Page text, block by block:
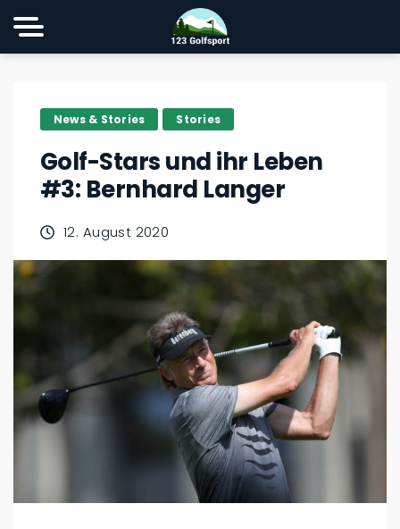
News & Stories Stories
Golf-Stars und ihr Leben
#3: Bernhard Langer
12. August 2020